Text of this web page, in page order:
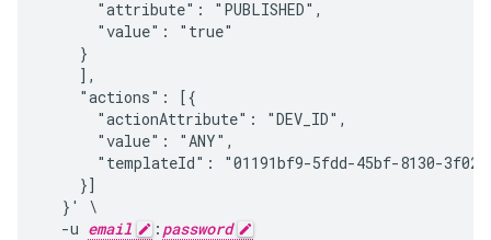
      "attribute": "PUBLISHED",
      "value": "true"
    }
    ],
    "actions": [{
      "actionAttribute": "DEV_ID",
      "value": "ANY",
"templateId": "01191bf9-5fdd-45bf-8130-
    }]
  }' \
  -u
email : password